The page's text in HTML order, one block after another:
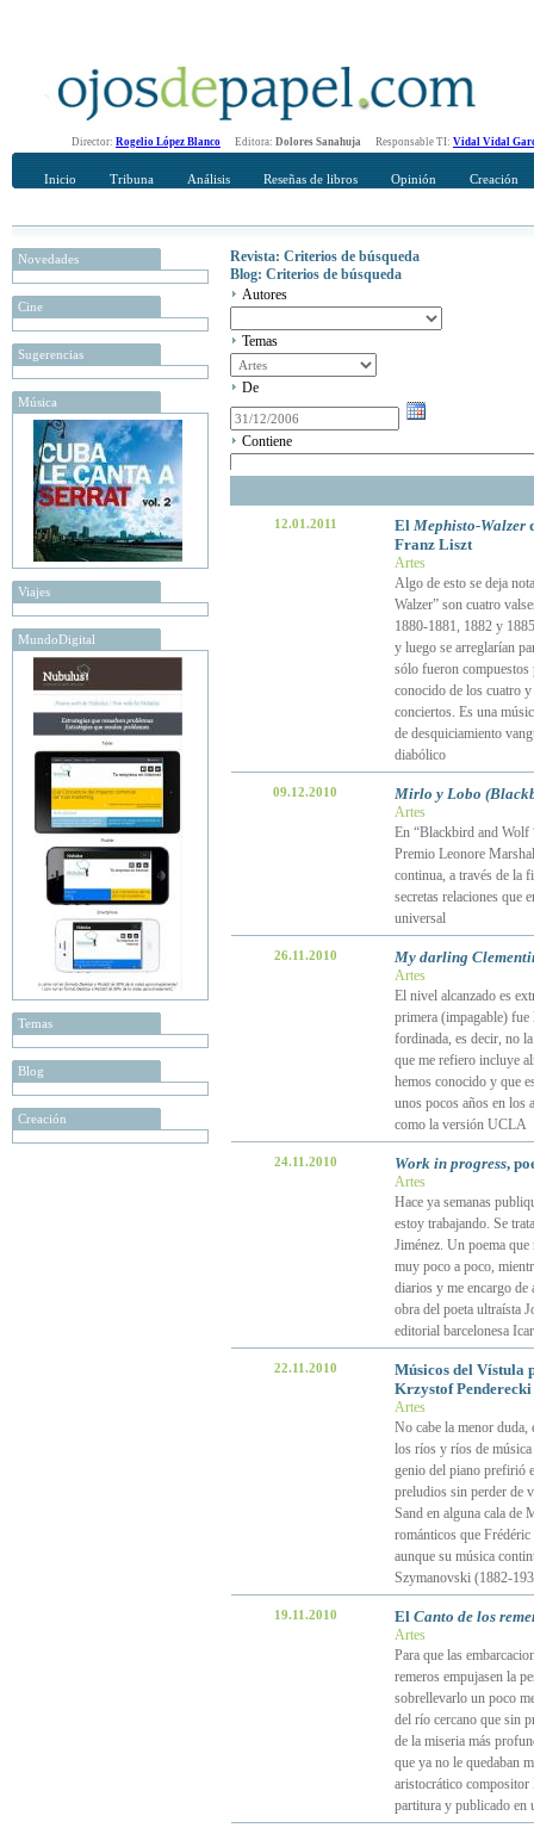
Director: Rogelio López Blanco Editora: Dolores Sanahuja Responsable TI: Vidal Vidal
Inicio Tribuna Análisis Reseñas de libros Opinión Creación
Novedades
Cine
Sugerencias
Música
Viajes
MundoDigital
Temas
Blog
Creación
Revista: Criterios de búsqueda
Blog: Criterios de búsqueda
Autores
Temas
De
Contiene
12.01.2011 El Mephisto-Walzer
Franz Liszt
Artes
Algo de esto se deja
Walzer” son cuatro
1880-1881, 1882 y
y luego se arreglarían
sólo fueron compuestos
conocido de los cuatro y
conciertos. Es una
de desquiciamiento
diabólico
09.12.2010 Mirlo y Lobo
Artes
En “Blackbird and
Premio Leonore
continua, a través de la
secretas relaciones que
universal
26.11.2010 My darling
Artes
El nivel alcanzado es
primera (impagable)
fordinada, es decir, no
que me refiero incluye
hemos conocido y que
unos pocos años en
como la versión UCLA
24.11.2010 Work in progress,
Artes
Hace ya semanas
estoy trabajando. Se
Jiménez. Un poema
muy poco a poco,
diarios y me encargo de
obra del poeta ultraísta
editorial barcelonesa
22.11.2010
Músicos del Vístula
Krzystof Penderecki
Artes
No cabe la menor
los ríos y ríos de
genio del piano prefirió
preludios sin perder de
Sand en alguna cala de
románticos que
aunque su música
Szymanovski (1882-
19.11.2010 El Canto de los
Artes
Para que las
remeros empujasen la
sobrellevarlo un poco
del río cercano que sin
de la miseria más
que ya no le quedaban
aristocrático
partitura y publicado en